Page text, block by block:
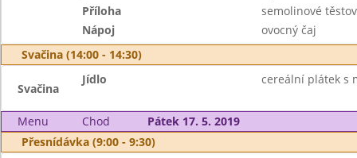
Příloha
semolinové
Nápoj
ovocný čaj
Svačina (14:00 - 14:30)
Svačina
Jídlo cereální plátek s
Menu Chod
Pátek 17. 5. 2019
Přesnídávka (9:00 - 9:30)